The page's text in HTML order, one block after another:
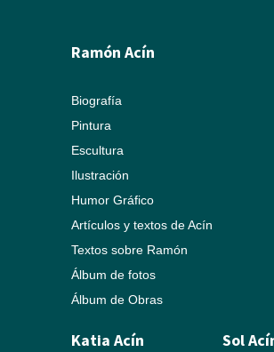
Ramón Acín
Biografía
Pintura
Escultura
Ilustración
Humor Gráfico
Artículos y textos de Acín
Textos sobre Ramón
Álbum de fotos
Álbum de Obras
Katia Acín Sol